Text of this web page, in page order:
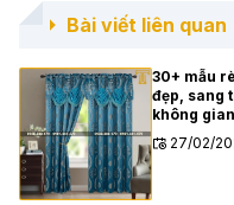
Bài viết liên quan
30+ mẫu
đẹp, sang
không gian
27/02/